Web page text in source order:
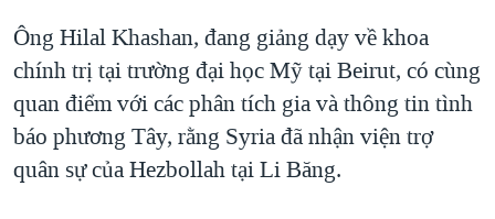
Ông Hilal Khashan, đang giảng dạy về khoa
chính trị tại trường đại học Mỹ tại Beirut, có cùng
quan điểm với các phân tích gia và thông tin tình
báo phương Tây, rằng Syria đã nhận viện trợ
quân sự của Hezbollah tại Li Băng.